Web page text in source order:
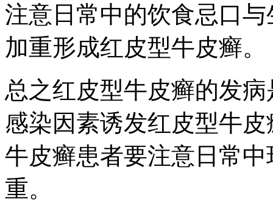
注意日常中的饮食忌口
加重形成红皮型牛皮癣。
总之红皮型牛皮癣的发
感染因素诱发红皮型牛
牛皮癣患者要注意日常
重。